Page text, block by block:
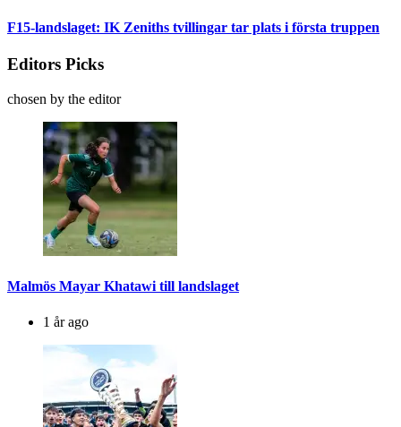
F15-landslaget: IK Zeniths tvillingar tar plats i första truppen
Editors Picks
chosen by the editor
Malmös Mayar Khatawi till landslaget
1 år ago